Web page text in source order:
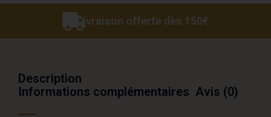
Livraison offerte dès 150€
Description
Informations complémentaires Avis (0)